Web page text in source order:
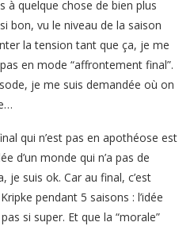
à quelque chose de bien plus
bon, vu le niveau de la saison
la tension tant que ça, je me
en mode “affrontement final”.
je me suis demandée où on
qui n’est pas en apothéose est
d’un monde qui n’a pas de
je suis ok. Car au final, c’est
pendant 5 saisons : l’idée
si super. Et que la “morale”